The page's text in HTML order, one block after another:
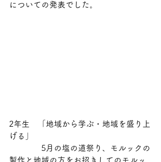
についての発表でした。
2年生　「地域から学ぶ・地域を盛り上
げる」
5月の塩の道祭り、モルックの
製作と地域の方をお招きしてのモルッ